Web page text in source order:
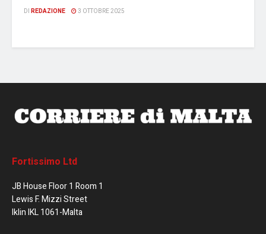
DI REDAZIONE 3 OTTOBRE 2025
Fortissimo Ltd
JB House Floor 1 Room 1
Lewis F. Mizzi Street
Iklin IKL 1061-Malta